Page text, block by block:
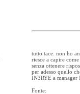
tutto tace. non ho
riesce a capire
senza ottenere
per adesso quello
IN3RYE a manager
Fonte: